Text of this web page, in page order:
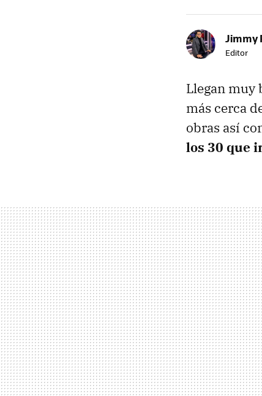
Jimmy
Editor
Llegan muy
más cerca
obras así
los 30 que